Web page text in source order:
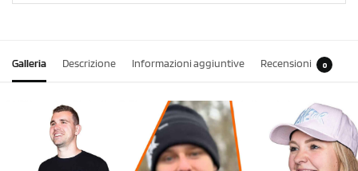
Galleria Descrizione Informazioni aggiuntive Recensioni 0